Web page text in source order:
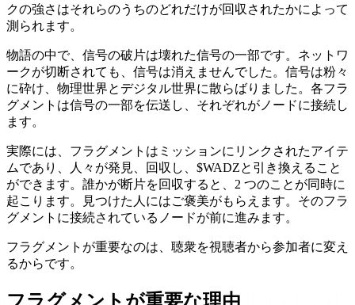
クの強さはそれらのうちのどれだけが回収されたかによって
測られます。
物語の中で、信号の破片は壊れた信号の一部です。ネットワ
ークが切断されても、信号は消えませんでした。信号は粉々
に砕け、物理世界とデジタル世界に散らばりました。各フラ
グメントは信号の一部を伝送し、それぞれがノードに接続し
ます。
実際には、フラグメントはミッションにリンクされたアイテ
ムであり、人々が発見、回収し、$WADZと引き換えること
ができます。誰かが断片を回収すると、2 つのことが同時に
起こります。見つけた人にはご褒美がもらえます。そのフラ
グメントに接続されているノードが前に進みます。
フラグメントが重要なのは、聴衆を視聴者から参加者に変え
るからです。
フラグメントが重要な理由